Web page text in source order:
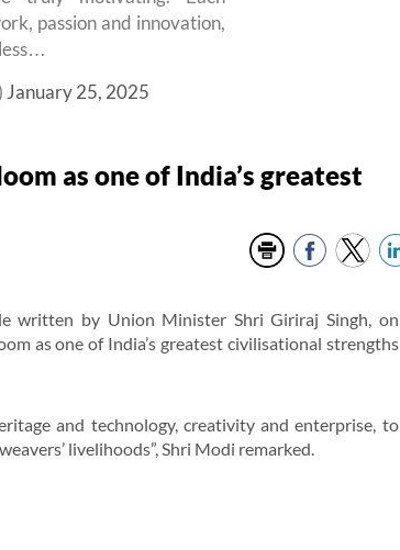
passion and innovation,
January 25, 2025
as one of India’s greatest
written by Union Minister Shri Giriraj Singh, on
as one of India’s greatest civilisational strengths
and technology, creativity and enterprise, to
livelihoods”, Shri Modi remarked.